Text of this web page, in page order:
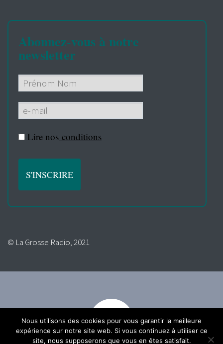
Abonnez-vous à notre
newsletter
Lire nos conditions
© La Grosse Radio, 2021
Nous utilisons des cookies pour vous garantir la meilleure
expérience sur notre site web. Si vous continuez à utiliser ce
site, nous supposerons que vous en êtes satisfait.